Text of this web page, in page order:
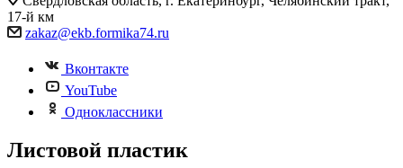
17-й км
zakaz@ekb.formika74.ru
Вконтакте
YouTube
Одноклассники
Листовой пластик